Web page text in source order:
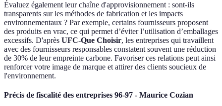
Évaluez également leur chaîne d'approvisionnement : sont-ils
transparents sur les méthodes de fabrication et les impacts
environnementaux ? Par exemple, certains fournisseurs proposent
des produits en vrac, ce qui permet d’éviter l’utilisation d’emballages
excessifs. D'après UFC-Que Choisir, les entreprises qui travaillent
avec des fournisseurs responsables constatent souvent une réduction
de 30% de leur empreinte carbone. Favoriser ces relations peut ainsi
renforcer votre image de marque et attirer des clients soucieux de
l'environnement.
Précis de fiscalité des entreprises 96-97 - Maurice Cozian